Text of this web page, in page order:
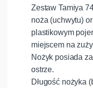
Zestaw Tamiya
noża (uchwytu)
plastikowym
miejscem na
Nożyk posiada
ostrze.
Długość nożyka